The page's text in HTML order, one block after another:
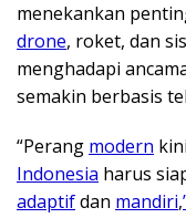
menekankan
drone, roket, dan
menghadapi
semakin berbasis
“Perang modern
Indonesia harus
adaptifdan mandiri,